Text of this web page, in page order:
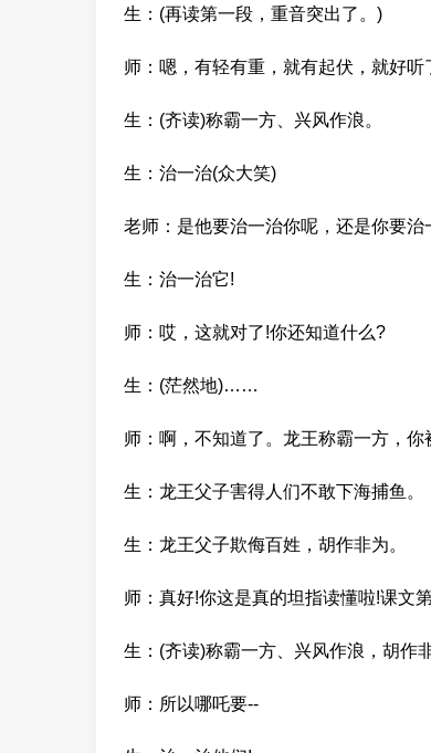
生：(再读第一段，重音突出了。)
师：嗯，有轻有重，就有起伏，就好
生：(齐读)称霸一方、兴风作浪。
生：治一治(众大笑)
老师：是他要治一治你呢，还是你要治
生：治一治它!
师：哎，这就对了!你还知道什么?
生：(茫然地)……
师：啊，不知道了。龙王称霸一方，
生：龙王父子害得人们不敢下海捕鱼。
生：龙王父子欺侮百姓，胡作非为。
师：真好!你这是真的坦指读懂啦!课文
生：(齐读)称霸一方、兴风作浪，胡作非
师：所以哪吒要--